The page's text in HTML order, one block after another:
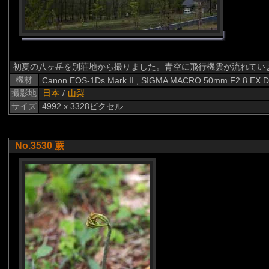
初夏の八ヶ岳を別荘地から撮りました。青空に飛行機雲が流れてい
機材
Canon EOS-1Ds Mark II , SIGMA MACRO 50mm F2.8 EX
撮影地
日本 / 山梨
サイズ 4992 x 3328ピクセル
No.3530 蕨